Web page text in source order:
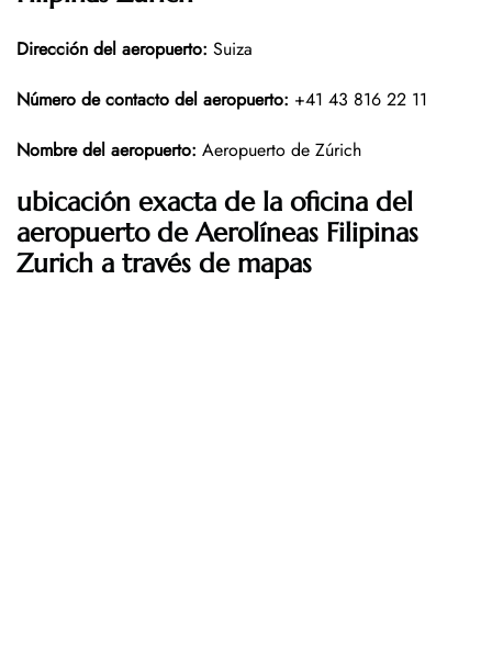
Dirección del aeropuerto: Suiza
Número de contacto del aeropuerto: +41 43 816 22 11
Nombre del aeropuerto: Aeropuerto de Zúrich
ubicación exacta de la oficina del
aeropuerto de Aerolíneas Filipinas
Zurich a través de mapas